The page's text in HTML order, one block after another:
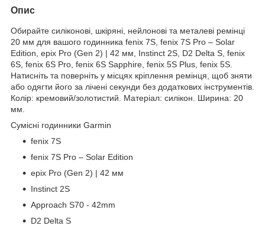
Опис
Обирайте силіконові, шкіряні, нейлонові та металеві ремінці
20 мм для вашого годинника fenix 7S, fenix 7S Pro – Solar
Edition, epix Pro (Gen 2) | 42 мм, Instinct 2S, D2 Delta S, fenix
6S, fenix 6S Pro, fenix 6S Sapphire, fenix 5S Plus, fenix 5S.
Натисніть та поверніть у місцях кріплення ремінця, щоб зняти
або одягти його за лічені секунди без додаткових інструментів.
Колір: кремовий/золотистий. Матеріал: силікон. Ширина: 20
мм.
Сумісні годинники Garmin
fenix 7S
fenix 7S Pro – Solar Edition
epix Pro (Gen 2) | 42 мм
Instinct 2S
Approach S70 - 42mm
D2 Delta S